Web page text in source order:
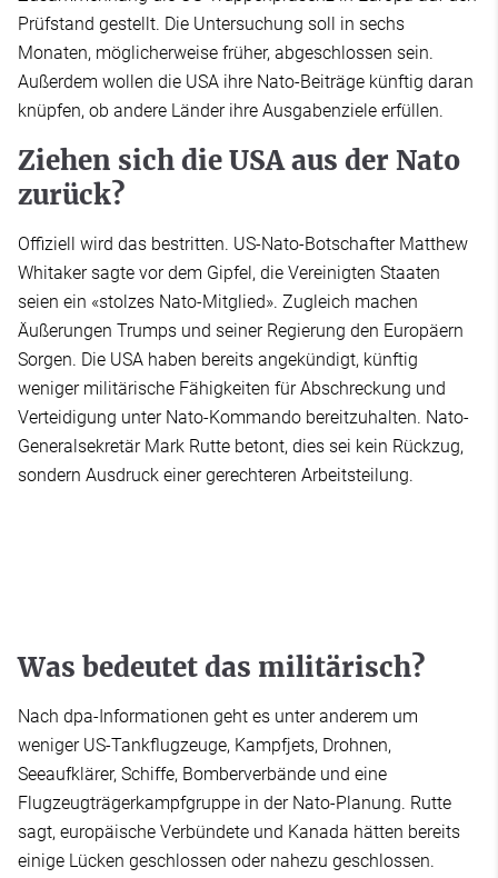
Prüfstand gestellt. Die Untersuchung soll in sechs
Monaten, möglicherweise früher, abgeschlossen sein.
Außerdem wollen die USA ihre Nato-Beiträge künftig daran
knüpfen, ob andere Länder ihre Ausgabenziele erfüllen.
Ziehen sich die USA aus der Nato
zurück?
Offiziell wird das bestritten. US-Nato-Botschafter Matthew
Whitaker sagte vor dem Gipfel, die Vereinigten Staaten
seien ein «stolzes Nato-Mitglied». Zugleich machen
Äußerungen Trumps und seiner Regierung den Europäern
Sorgen. Die USA haben bereits angekündigt, künftig
weniger militärische Fähigkeiten für Abschreckung und
Verteidigung unter Nato-Kommando bereitzuhalten. Nato-
Generalsekretär Mark Rutte betont, dies sei kein Rückzug,
sondern Ausdruck einer gerechteren Arbeitsteilung.
Was bedeutet das militärisch?
Nach dpa-Informationen geht es unter anderem um
weniger US-Tankflugzeuge, Kampfjets, Drohnen,
Seeaufklärer, Schiffe, Bomberverbände und eine
Flugzeugträgerkampfgruppe in der Nato-Planung. Rutte
sagt, europäische Verbündete und Kanada hätten bereits
einige Lücken geschlossen oder nahezu geschlossen.